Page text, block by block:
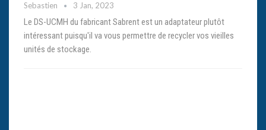
Sebastien 3 Jan, 2023
Le DS-UCMH du fabricant Sabrent est un adaptateur plutôt
intéressant puisqu'il va vous permettre de recycler vos vieilles
unités de stockage.